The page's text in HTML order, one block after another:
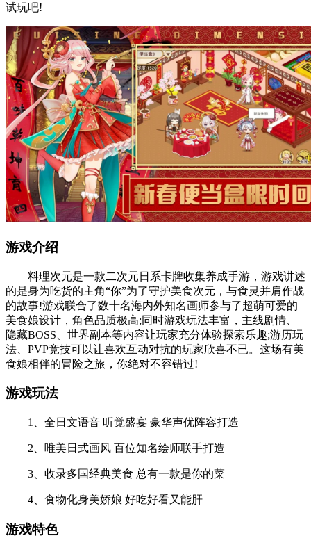
试玩吧!
游戏介绍
料理次元是一款二次元日系卡牌收集养成手游，游戏讲述
的是身为吃货的主角“你”为了守护美食次元，与食灵并肩作战
的故事!游戏联合了数十名海内外知名画师参与了超萌可爱的
美食娘设计，角色品质极高;同时游戏玩法丰富，主线剧情、
隐藏BOSS、世界副本等内容让玩家充分体验探索乐趣;游历玩
法、PVP竞技可以让喜欢互动对抗的玩家欣喜不已。这场有美
食娘相伴的冒险之旅，你绝对不容错过!
游戏玩法
1、全日文语音 听觉盛宴 豪华声优阵容打造
2、唯美日式画风 百位知名绘师联手打造
3、收录多国经典美食 总有一款是你的菜
4、食物化身美娇娘 好吃好看又能肝
游戏特色